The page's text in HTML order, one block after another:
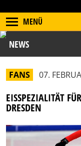
MENÜ
NEWS
FANS 07.
EISSPEZIALITÄT
DRESDEN